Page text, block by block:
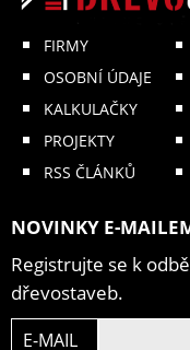
FIRMY
OSOBNÍ ÚDAJE
KALKULAČKY
PROJEKTY
RSS ČLÁNKŮ
NOVINKY E-
Registrujte se k
dřevostaveb.
E-MAIL